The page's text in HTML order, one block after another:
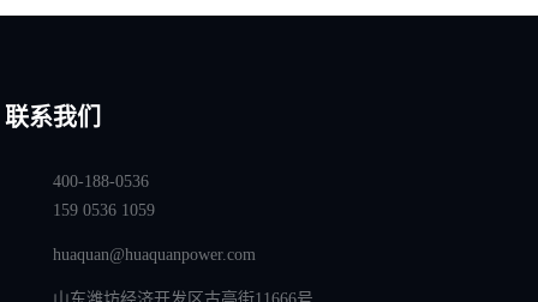
联系我们
400-188-0536
159 0536 1059
huaquan@huaquanpower.com